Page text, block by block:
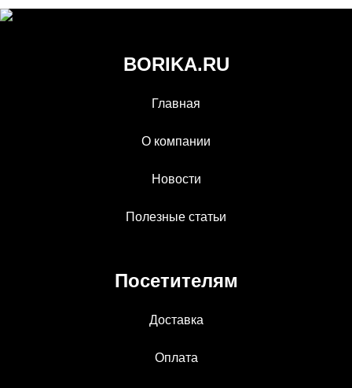
BORIKA.RU
Главная
О компании
Новости
Полезные статьи
Посетителям
Доставка
Оплата